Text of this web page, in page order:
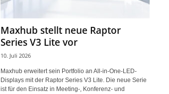
Maxhub stellt neue Raptor
Series V3 Lite vor
10. Juli 2026
Maxhub erweitert sein Portfolio an All-in-One-LED-
Displays mit der Raptor Series V3 Lite. Die neue Serie
ist für den Einsatz in Meeting-, Konferenz- und